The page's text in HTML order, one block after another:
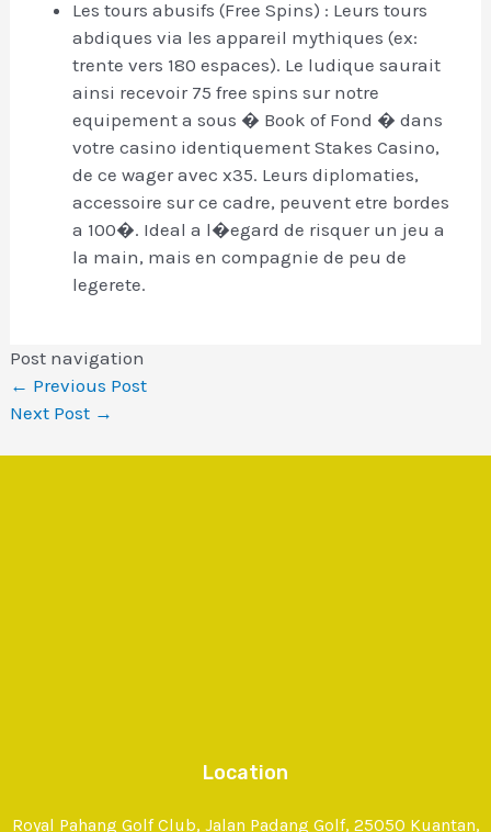
Les tours abusifs (Free Spins) : Leurs tours
abdiques via les appareil mythiques (ex:
trente vers 180 espaces). Le ludique saurait
ainsi recevoir 75 free spins sur notre
equipement a sous � Book of Fond � dans
votre casino identiquement Stakes Casino,
de ce wager avec x35. Leurs diplomaties,
accessoire sur ce cadre, peuvent etre bordes
a 100�. Ideal a l�egard de risquer un jeu a
la main, mais en compagnie de peu de
legerete.
Post navigation
← Previous Post
Next Post →
Location
Royal Pahang Golf Club, Jalan Padang Golf, 25050 Kuantan,